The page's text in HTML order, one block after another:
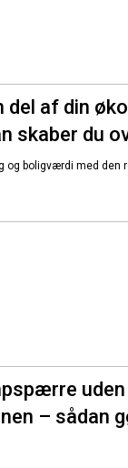
del af din
skaber du
og boligværdi med den
– sådan